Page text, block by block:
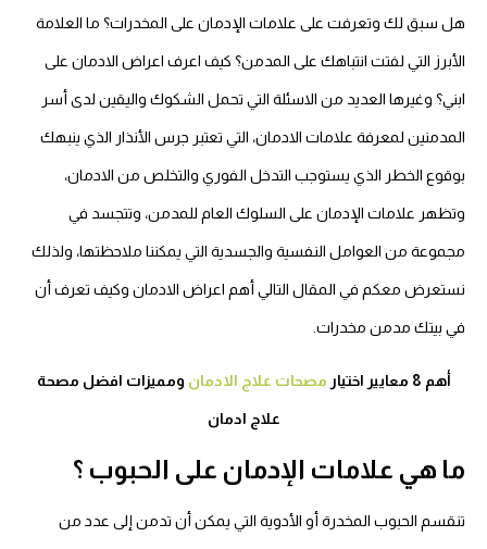
هل سبق لك وتعرفت على علامات الإدمان على المخدرات؟ ما العلامة
الأبرز التي لفتت انتباهك على المدمن؟ كيف اعرف اعراض الادمان على
ابني؟ وغيرها العديد من الاسئلة التي تحمل الشكوك واليقين لدى أسر
المدمنين لمعرفة علامات الادمان، التي تعتبر جرس الأنذار الذي ينبهك
بوقوع الخطر الذي يستوجب التدخل الفوري والتخلص من الادمان،
وتظهر علامات الإدمان على السلوك العام للمدمن، وتتجسد في
مجموعة من العوامل النفسية والجسدية التي يمكننا ملاحظتها، ولذلك
نستعرض معكم في المقال التالي أهم اعراض الادمان وكيف تعرف أن
في بيتك مدمن مخدرات.
أهم 8 معايير اختيار مصحات علاج الادمان ومميزات افضل مصحة
علاج ادمان
ما هي علامات الإدمان على الحبوب ؟
تنقسم الحبوب المخدرة أو الأدوية التي يمكن أن تدمن إلى عدد من